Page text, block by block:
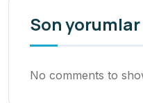
Son yorumlar
No comments to